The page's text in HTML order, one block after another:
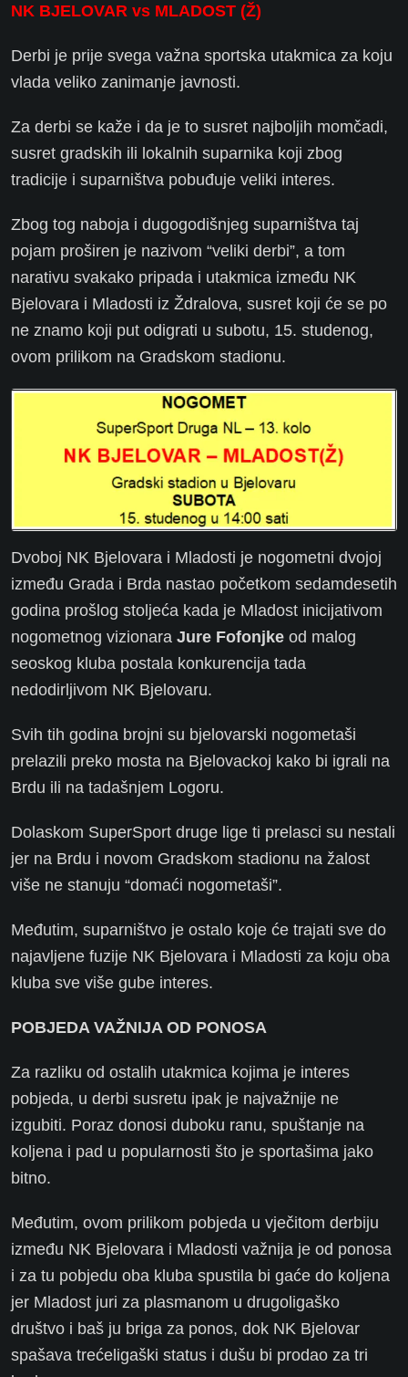
NK BJELOVAR vs MLADOST (Ž)
Derbi je prije svega važna sportska utakmica za koju
vlada veliko zanimanje javnosti.
Za derbi se kaže i da je to susret najboljih momčadi,
susret gradskih ili lokalnih suparnika koji zbog
tradicije i suparništva pobuđuje veliki interes.
Zbog tog naboja i dugogodišnjeg suparništva taj
pojam proširen je nazivom “veliki derbi”, a tom
narativu svakako pripada i utakmica između NK
Bjelovara i Mladosti iz Ždralova, susret koji će se po
ne znamo koji put odigrati u subotu, 15. studenog,
ovom prilikom na Gradskom stadionu.
Dvoboj NK Bjelovara i Mladosti je nogometni dvojoj
između Grada i Brda nastao početkom sedamdesetih
godina prošlog stoljeća kada je Mladost inicijativom
nogometnog vizionara Jure Fofonjke od malog
seoskog kluba postala konkurencija tada
nedodirljivom NK Bjelovaru.
Svih tih godina brojni su bjelovarski nogometaši
prelazili preko mosta na Bjelovackoj kako bi igrali na
Brdu ili na tadašnjem Logoru.
Dolaskom SuperSport druge lige ti prelasci su nestali
jer na Brdu i novom Gradskom stadionu na žalost
više ne stanuju “domaći nogometaši”.
Međutim, suparništvo je ostalo koje će trajati sve do
najavljene fuzije NK Bjelovara i Mladosti za koju oba
kluba sve više gube interes.
POBJEDA VAŽNIJA OD PONOSA
Za razliku od ostalih utakmica kojima je interes
pobjeda, u derbi susretu ipak je najvažnije ne
izgubiti. Poraz donosi duboku ranu, spuštanje na
koljena i pad u popularnosti što je sportašima jako
bitno.
Međutim, ovom prilikom pobjeda u vječitom derbiju
između NK Bjelovara i Mladosti važnija je od ponosa
i za tu pobjedu oba kluba spustila bi gaće do koljena
jer Mladost juri za plasmanom u drugoligaško
društvo i baš ju briga za ponos, dok NK Bjelovar
spašava trećeligaški status i dušu bi prodao za tri